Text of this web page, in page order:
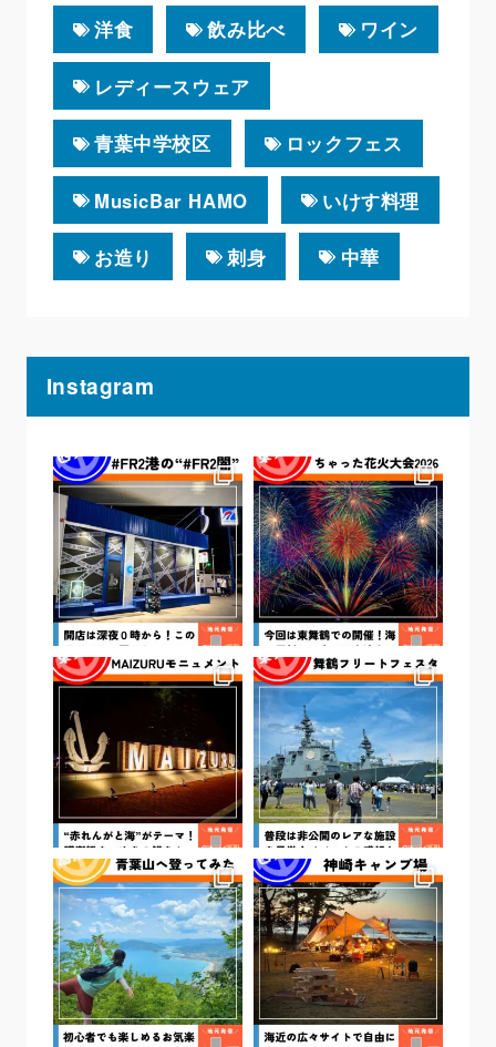
洋食 飲み比べ ワイン
レディースウェア
青葉中学校区 ロックフェス
MusicBar HAMO いけす料理
お造り 刺身 中華
Instagram